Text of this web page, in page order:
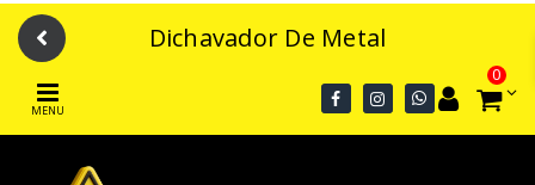
Dichavador De Metal
MENU
0